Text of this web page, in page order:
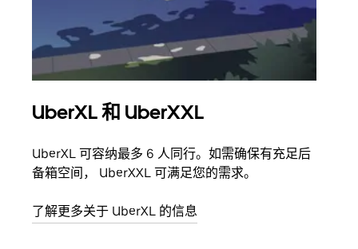
UberXL 和 UberXXL
UberXL 可容纳最多 6 人同行。如需确保有充足后
备箱空间， UberXXL 可满足您的需求。
了解更多关于 UberXL 的信息